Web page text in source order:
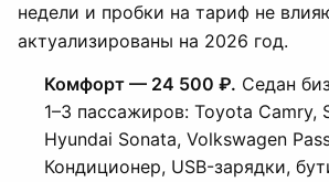
недели и пробки на тариф не
актуализированы на 2026 год.
Комфорт — 24 500 ₽. Седан
1–3 пассажиров: Toyota Camry,
Hyundai Sonata, Volkswagen
Кондиционер, USB-зарядки,